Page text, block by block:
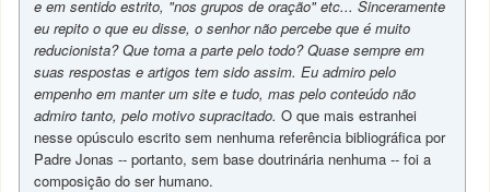
e em sentido estrito, "nos grupos de oração" etc...Sinceramente
eu repito o que eu disse, o senhor não percebe que é muito
reducionista? Que toma a parte pelo todo? Quase sempre em
suas respostas e artigos tem sido assim. Eu admiro pelo
empenho em manter um site e tudo, mas pelo conteúdo não
admiro tanto, pelo motivo supracitado. O que mais estranhei
nesse opúsculo escrito sem nenhuma referência bibliográfica por
Padre Jonas -- portanto, sem base doutrinária nenhuma -- foi a
composição do ser humano.